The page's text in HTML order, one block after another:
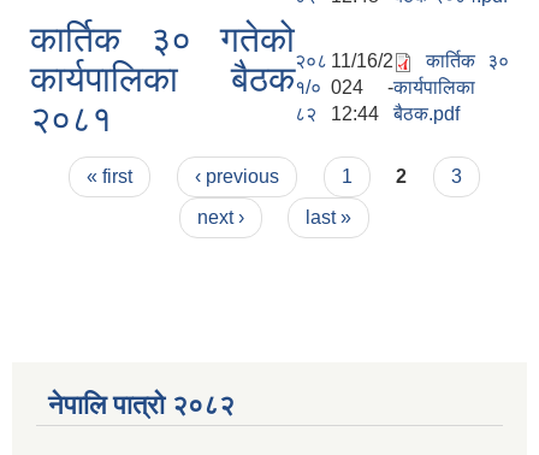
कार्तिक ३० गतेको
कार्यपालिका बैठक
२०८१
२०८
१/०
८२
11/16/2
024 -
12:44
कार्तिक ३०
कार्यपालिका
बैठक.pdf
Pages
« first ‹ previous 1 2
3
next ›
last »
नेपालि पात्रो २०८२